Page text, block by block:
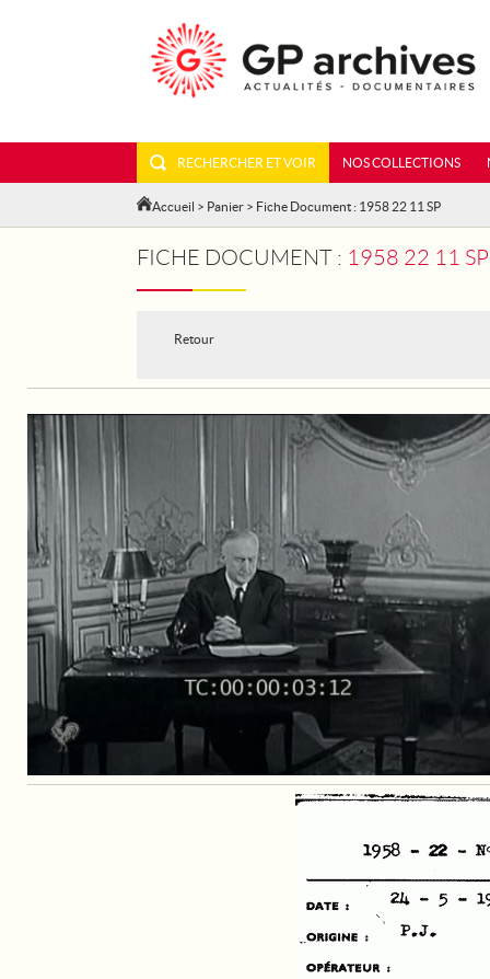
RECHERCHER ET VOIR NOS COLLECTIONS
Accueil > Panier > Fiche Document : 1958 22 11 SP
FICHE DOCUMENT : 1958 22 11
Retour